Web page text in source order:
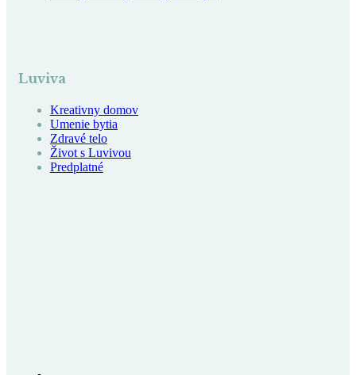
Luviva
Kreativny domov
Umenie bytia
Zdravé telo
Život s Luvivou
Predplatné